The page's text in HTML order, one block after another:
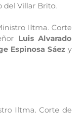
del Villar Brito.
Iltma. Corte
Luis Alvarado
Espinosa Sáez y
Iltma. Corte de